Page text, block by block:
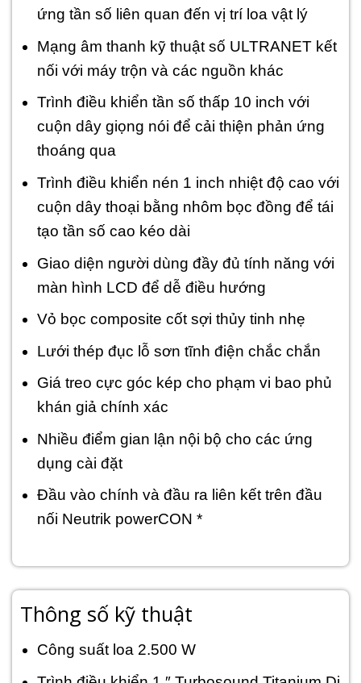
ứng tần số liên quan đến vị trí loa vật lý
Mạng âm thanh kỹ thuật số ULTRANET kết
nối với máy trộn và các nguồn khác
Trình điều khiển tần số thấp 10 inch với
cuộn dây giọng nói để cải thiện phản ứng
thoáng qua
Trình điều khiển nén 1 inch nhiệt độ cao với
cuộn dây thoại bằng nhôm bọc đồng để tái
tạo tần số cao kéo dài
Giao diện người dùng đầy đủ tính năng với
màn hình LCD để dễ điều hướng
Vỏ bọc composite cốt sợi thủy tinh nhẹ
Lưới thép đục lỗ sơn tĩnh điện chắc chắn
Giá treo cực góc kép cho phạm vi bao phủ
khán giả chính xác
Nhiều điểm gian lận nội bộ cho các ứng
dụng cài đặt
Đầu vào chính và đầu ra liên kết trên đầu
nối Neutrik powerCON *
Thông số kỹ thuật
Công suất loa 2.500 W